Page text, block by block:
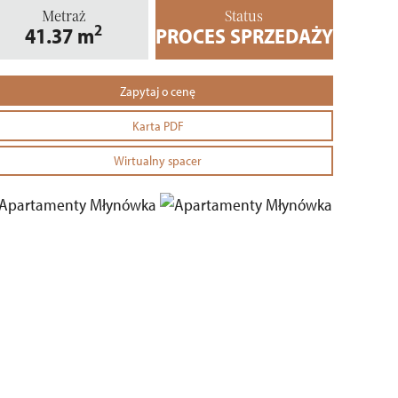
Metraż
41.37 m2
Status
PROCES SPRZEDAŻY
Zapytaj o cenę
Karta PDF
Wirtualny spacer